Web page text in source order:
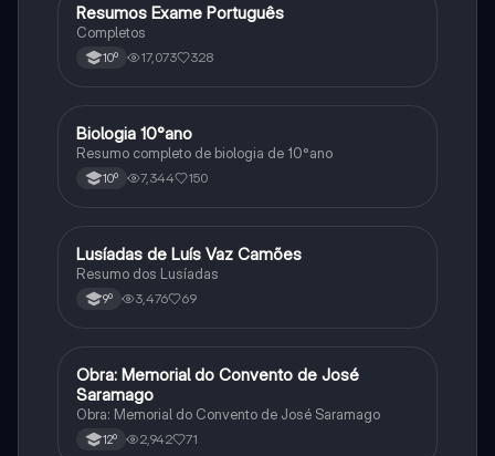
Português
Resumos Exame Português
Completos
10º 17,073 328
Biologia
Biologia 10°ano
Resumo completo de biologia de 10°ano
10º 7,344 150
Português
Lusíadas de Luís Vaz Camões
Resumo dos Lusíadas
9º 3,476 69
Português
Obra: Memorial do Convento de José
Saramago
Obra: Memorial do Convento de José Saramago
12º 2,942 71